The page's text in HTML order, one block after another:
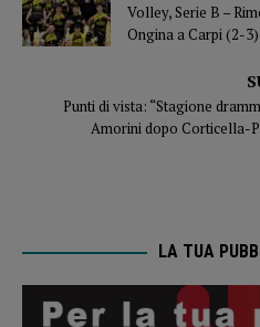
Volley, Serie B –
Ongina a Carpi (2-3)
Punti di vista: “Stagione
Amorini dopo Corticella-
LA TUA